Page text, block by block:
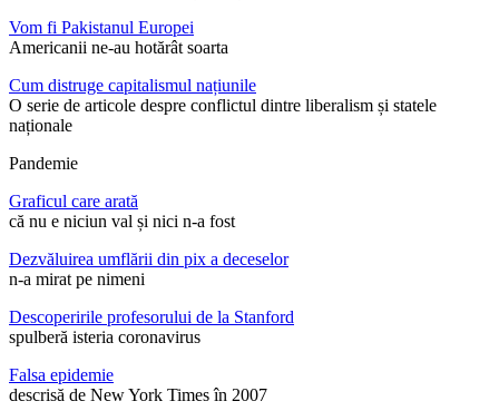
Vom fi Pakistanul Europei
Americanii ne-au hotărât soarta
Cum distruge capitalismul națiunile
O serie de articole despre conflictul dintre liberalism și statele
naționale
Pandemie
Graficul care arată
că nu e niciun val și nici n-a fost
Dezvăluirea umflării din pix a deceselor
n-a mirat pe nimeni
Descoperirile profesorului de la Stanford
spulberă isteria coronavirus
Falsa epidemie
descrisă de New York Times în 2007